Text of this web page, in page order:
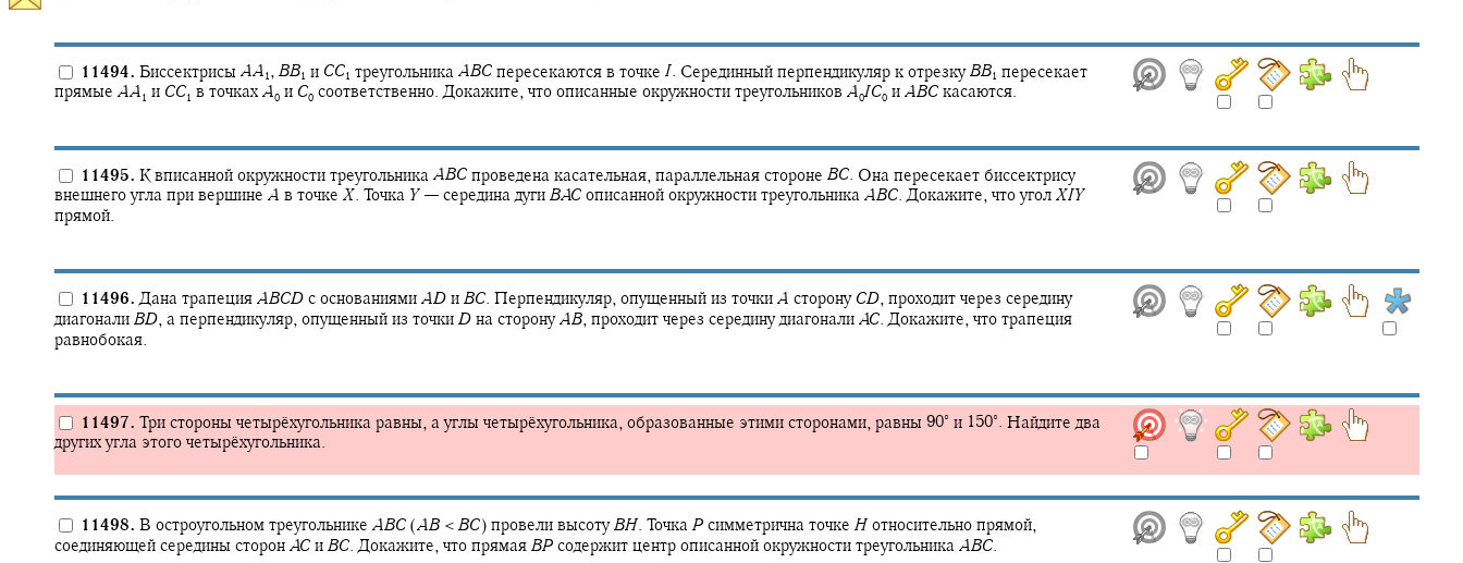
11494. Биссектрисы AA 1 , BB1 и CC1 треугольника ABC пересекаются в точке I. Серединный перпендикуляр к отрезкуBB1 пересекает
прямые AA 1 и CC1 в точках A0 и C0 соответственно. Докажите, что описанные окружности треугольников A0IC0 и ABC касаются.
11495. К вписанной окружности треугольника ABC проведена касательная, параллельная стороне BC. Она пересекает биссектрису
внешнего угла при вершине A в точке X. Точка Y — середина дуги BAC описанной окружности треугольника ABC. Докажите, что угол XIY
прямой.
11496. Дана трапеция ABCD с основаниями AD и BC. Перпендикуляр, опущенный из точки A сторону CD, проходит через середину
диагонали BD, а перпендикуляр, опущенный из точки D на сторонуAB, проходит через середину диагонали AC. Докажите, что трапеция
равнобокая.
11497. Три стороны четырёхугольника равны, а углы четырёхугольника, образованные этими сторонами, равны 90‍∘ и 150‍∘ . Найдите два
других угла этого четырёхугольника.
11498. В остроугольном треугольнике ABC (AB < BC) провели высотуBH. Точка P симметрична точке H относительно прямой,
соединяющей середины сторон AC и BC. Докажите, что прямая BP содержит центр описанной окружности треугольника ABC.